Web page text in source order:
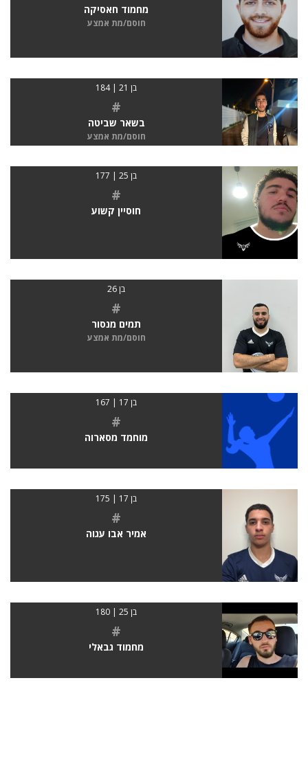
מחמוד חאסיקה
חוסם/מת אמצע
בן 21 | 184
#
בשאר שביטה
חוסם/מת אמצע
בן 25 | 177
#
חוסיין קשוע
בן 26
#
תמים מנסור
חוסם/מת אמצע
בן 17 | 167
#
מוחמד מסארוה
בן 17 | 175
#
אמיר אבו עגוה
בן 25 | 180
#
מחמוד גבאלי